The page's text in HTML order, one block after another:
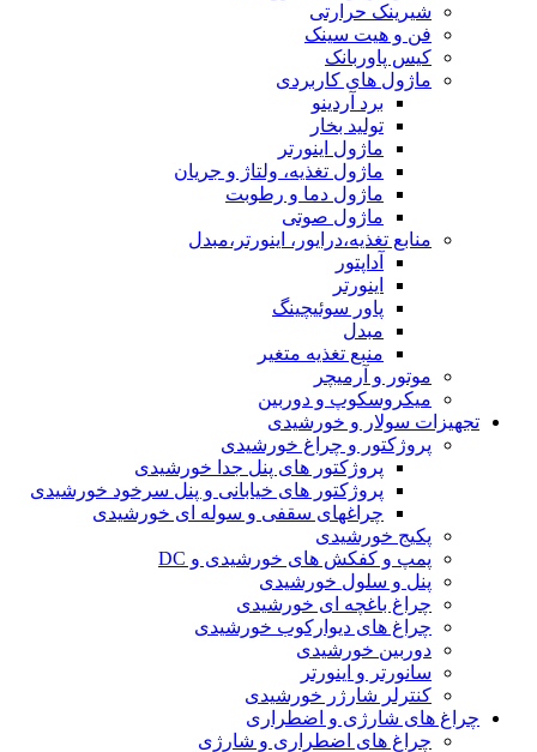
شیرینک حرارتی
فن و هیت سینک
کیس پاوربانک
ماژول های کاربردی
برد آردینو
تولید بخار
ماژول اینورتر
ماژول تغذیه، ولتاژ و جریان
ماژول دما و رطوبت
ماژول صوتی
منابع تغذیه،درایور، اینورتر،مبدل
آداپتور
اینورتر
پاور سوئیچینگ
مبدل
منبع تغذیه متغیر
موتور و آرمیچر
میکروسکوپ و دوربین
تجهیزات سولار و خورشیدی
پروژکتور و چراغ خورشیدی
پروژکتور های پنل جدا خورشیدی
پروژکتور های خیابانی و پنل سرخود خورشیدی
چراغهای سقفی و سوله ای خورشیدی
پکیج خورشیدی
پمپ و کفکش های خورشیدی و DC
پنل و سلول خورشیدی
چراغ باغچه ای خورشیدی
چراغ های دیوارکوب خورشیدی
دوربین خورشیدی
سانورتر و اینورتر
کنترلر شارژر خورشیدی
چراغ های شارژی و اضطراری
چراغ های اضطراری و شارژی